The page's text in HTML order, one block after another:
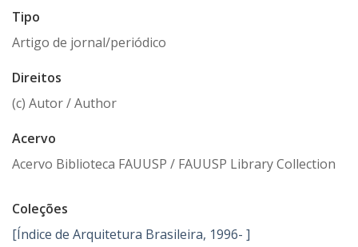
Tipo
Artigo de jornal/periódico
Direitos
(c) Autor / Author
Acervo
Acervo Biblioteca FAUUSP / FAUUSP Library Collection
Coleções
[Índice de Arquitetura Brasileira, 1996- ]